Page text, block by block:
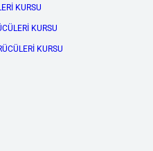
KURSU
KURSU
KURSU